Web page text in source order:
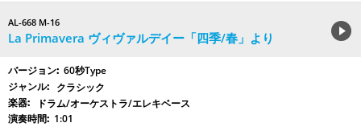
AL-668 M-16
La Primavera ヴィヴァルデイー「四季/春」より
60秒Type
クラシック
ドラム/オーケストラ/エレキベース
1:01